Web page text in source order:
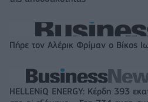
Πήρε τον Αλέρικ Φρίμαν ο Βίκος
HELLENiQ ENERGY: Κέρδη 393